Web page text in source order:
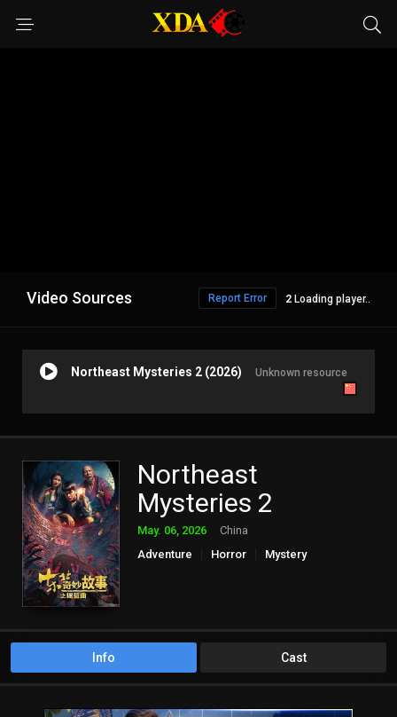
Video Sources 1 Loading player..
Report Error
Northeast Mysteries 2 (2026) Unknown resource
Northeast
Mysteries 2
May. 06, 2026
China
Adventure
Horror Mystery
Info Cast